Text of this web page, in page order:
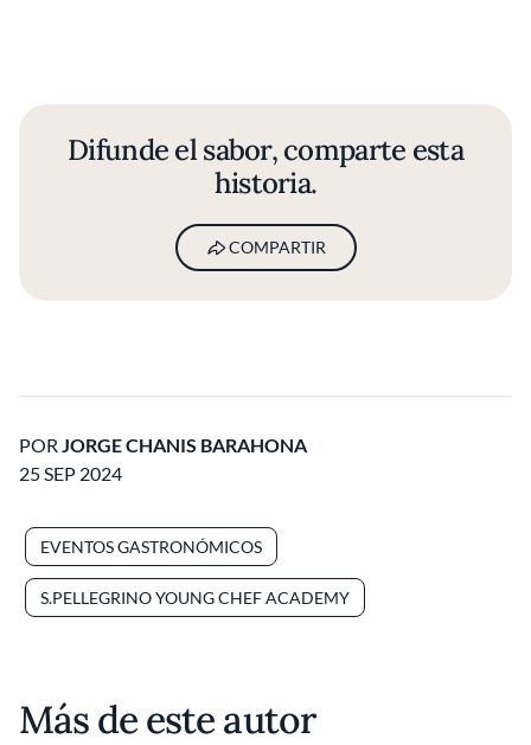
Difunde el sabor, comparte esta
historia.
COMPARTIR
POR JORGE CHANIS BARAHONA
25 SEP 2024
EVENTOS GASTRONÓMICOS
S.PELLEGRINO YOUNG CHEF ACADEMY
Más de este autor